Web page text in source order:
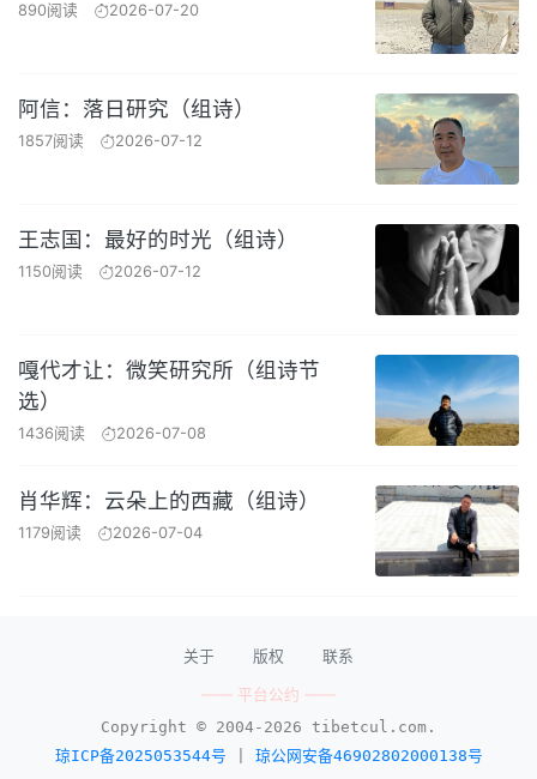
890阅读 2026-07-20
阿信：落日研究（组诗）
1857阅读 2026-07-12
王志国：最好的时光（组诗）
1150阅读 2026-07-12
嘎代才让：微笑研究所（组诗节
选）
1436阅读 2026-07-08
肖华辉：云朵上的西藏（组诗）
1179阅读 2026-07-04
关于 版权 联系
—— 平台公约 ——
Copyright © 2004-2026 tibetcul.com.
琼ICP备2025053544号
琼公网安备46902802000138号